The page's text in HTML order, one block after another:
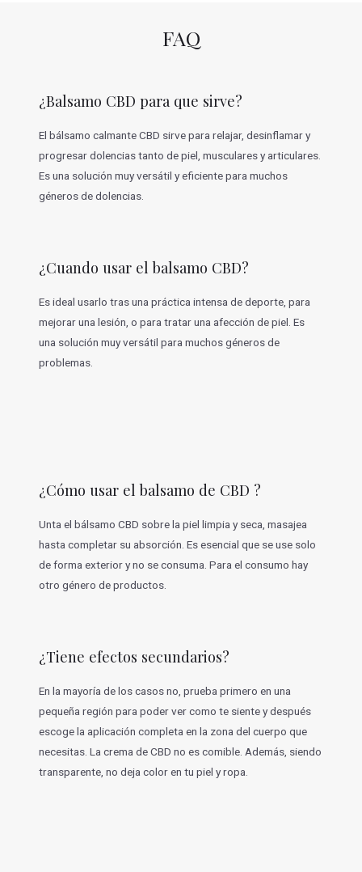
i
o
e
s
FAQ
¿Balsamo CBD para que sirve?
El bálsamo calmante CBD sirve para relajar, desinflamar y
progresar dolencias tanto de piel, musculares y articulares.
Es una solución muy versátil y eficiente para muchos
géneros de dolencias.
¿Cuando usar el balsamo CBD?
Es ideal usarlo tras una práctica intensa de deporte, para
mejorar una lesión, o para tratar una afección de piel. Es
una solución muy versátil para muchos géneros de
problemas.
¿Cómo usar el balsamo de CBD ?
Unta el bálsamo CBD sobre la piel limpia y seca, masajea
hasta completar su absorción. Es esencial que se use solo
de forma exterior y no se consuma. Para el consumo hay
otro género de productos.
¿Tiene efectos secundarios?
En la mayoría de los casos no, prueba primero en una
pequeña región para poder ver como te siente y después
escoge la aplicación completa en la zona del cuerpo que
necesitas. La crema de CBD no es comible. Además, siendo
transparente, no deja color en tu piel y ropa.